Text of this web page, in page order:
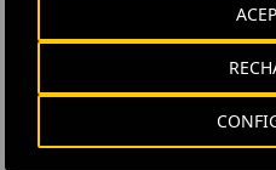
La aplicación de Ferrovial
actualidad de la compañía:
trabajo y la